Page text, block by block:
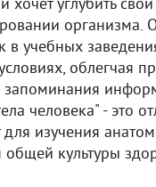
хочет углубить
организма.
в учебных
облегчая
запоминания
человека" - это
для изучения
культуры